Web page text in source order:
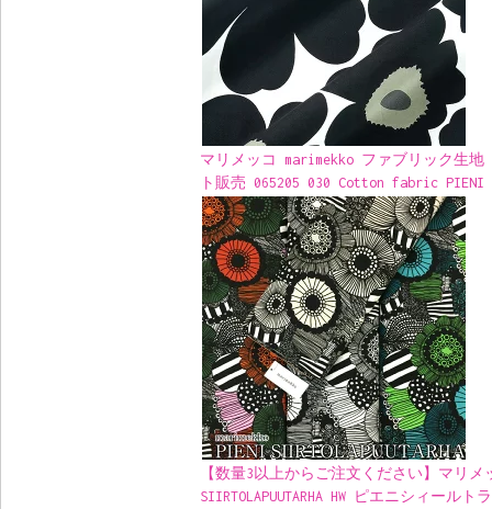
マリメッコ marimekko ファブリック生
ト販売 065205 030 Cotton fabric
【数量3以上からご注文ください】マリ
SIIRTOLAPUUTARHA HW ピエニシィール